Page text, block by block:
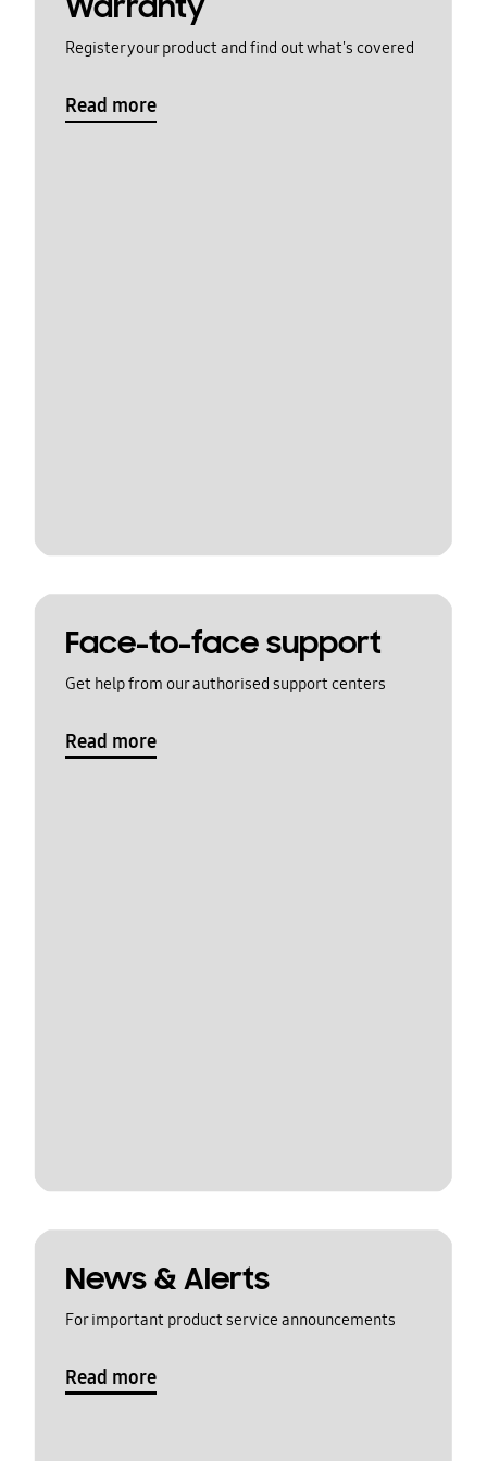
Register your product and find out what's covered
Read more
Face-to-face support
Get help from our authorised support centers
Read more
News & Alerts
For important product service announcements
Read more